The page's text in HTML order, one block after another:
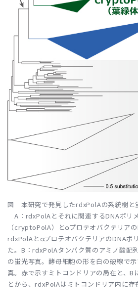
図 本研究で発見したrdxPolAの系統樹と
A：rdxPolAとそれに関連するDNAポリ
（cryptoPolA）とαプロテオバクテリア
rdxPolAとαプロテオバクテリアのDNAポ
た。B：rdxPolAタンパク質のアミノ酸配
の蛍光写真。酵母細胞の形を白の破線で
真。赤で示すミトコンドリアの局在と、
とから、rdxPolAはミトコンドリア内に存